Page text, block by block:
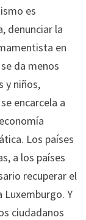
es
denunciar la
en
da menos
y niños,
encarcela a
Los países
a los países
recuperar el
Luxemburgo. Y
ciudadanos